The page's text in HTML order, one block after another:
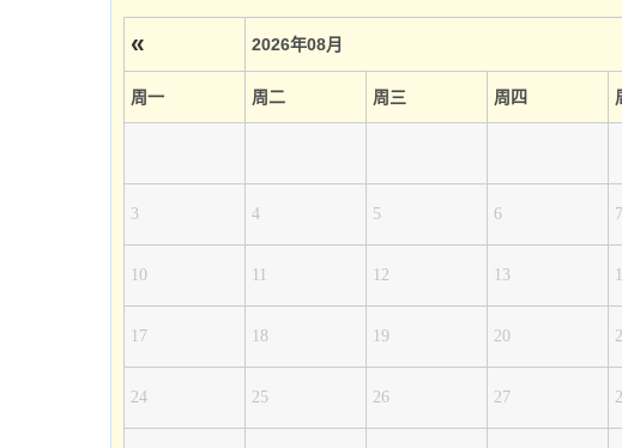
« 2026年08月
周一 周二 周三 周四
3 4 5 6 7
10 11 12 13
17 18 19 20
24 25 26 27